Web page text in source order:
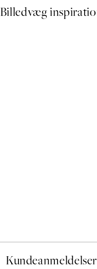
Billedvæg
Kundeanmeldelser